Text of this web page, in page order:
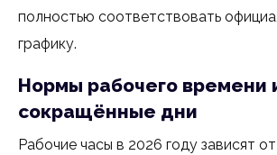
полностью соответствовать
графику.
Нормы рабочего времени
сокращённые дни
Рабочие часы в 2026 году зависят от